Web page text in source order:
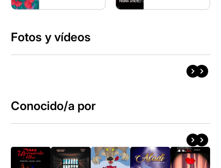
Fotos y vídeos
Conocido/a por